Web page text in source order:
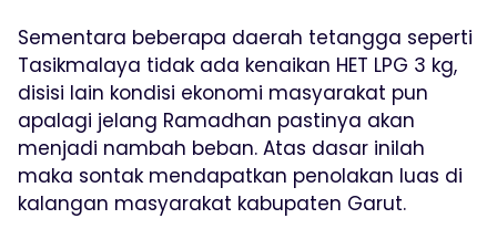
Sementara beberapa daerah tetangga seperti
Tasikmalaya tidak ada kenaikan HET LPG 3 kg,
disisi lain kondisi ekonomi masyarakat pun
apalagi jelang Ramadhan pastinya akan
menjadi nambah beban. Atas dasar inilah
maka sontak mendapatkan penolakan luas di
kalangan masyarakat kabupaten Garut.